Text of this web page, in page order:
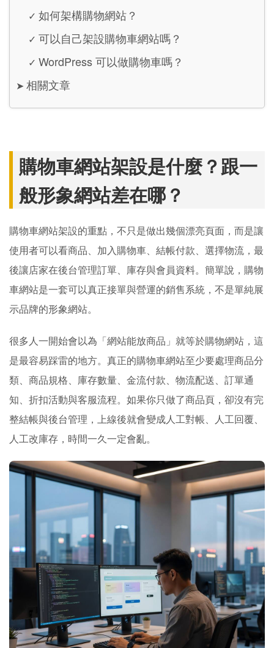
✓ 如何架構購物網站？
✓ 可以自己架設購物車網站嗎？
✓ WordPress 可以做購物車嗎？
➤ 相關文章
購物車網站架設是什麼？跟一
般形象網站差在哪？
購物車網站架設的重點，不只是做出幾個漂亮頁面，而是讓
使用者可以看商品、加入購物車、結帳付款、選擇物流，最
後讓店家在後台管理訂單、庫存與會員資料。簡單說，購物
車網站是一套可以真正接單與營運的銷售系統，不是單純展
示品牌的形象網站。
很多人一開始會以為「網站能放商品」就等於購物網站，這
是最容易踩雷的地方。真正的購物車網站至少要處理商品分
類、商品規格、庫存數量、金流付款、物流配送、訂單通
知、折扣活動與客服流程。如果你只做了商品頁，卻沒有完
整結帳與後台管理，上線後就會變成人工對帳、人工回覆、
人工改庫存，時間一久一定會亂。